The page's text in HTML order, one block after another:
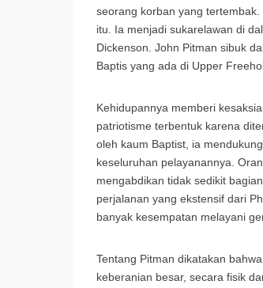
seorang korban yang
itu. Ia menjadi sukarelawan di
Dickenson. John Pitman sibuk
Baptis yang ada di Upper
Kehidupannya memberi
patriotisme terbentuk karena
oleh kaum Baptist, ia
keseluruhan pelayanannya.
mengabdikan tidak sedikit
perjalanan yang ekstensif dari
banyak kesempatan melayani
Tentang Pitman dikatakan
keberanian besar, secara fisik